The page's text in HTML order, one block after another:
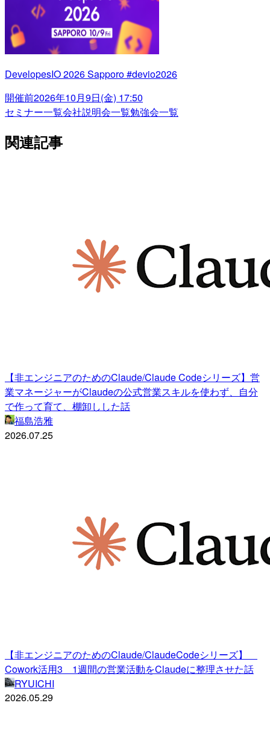
DevelopesIO 2026 Sapporo #devio2026
開催前2026年10月9日(金) 17:50
セミナー一覧会社説明会一覧勉強会一覧
関連記事
【非エンジニアのためのClaude/Claude Codeシリーズ】営
業マネージャーがClaudeの公式営業スキルを使わず、自分
で作って育て、棚卸しした話
福島浩雅
2026.07.25
【非エンジニアのためのClaude/ClaudeCodeシリーズ】
Cowork活用3 1週間の営業活動をClaudeに整理させた話
RYUICHI
2026.05.29